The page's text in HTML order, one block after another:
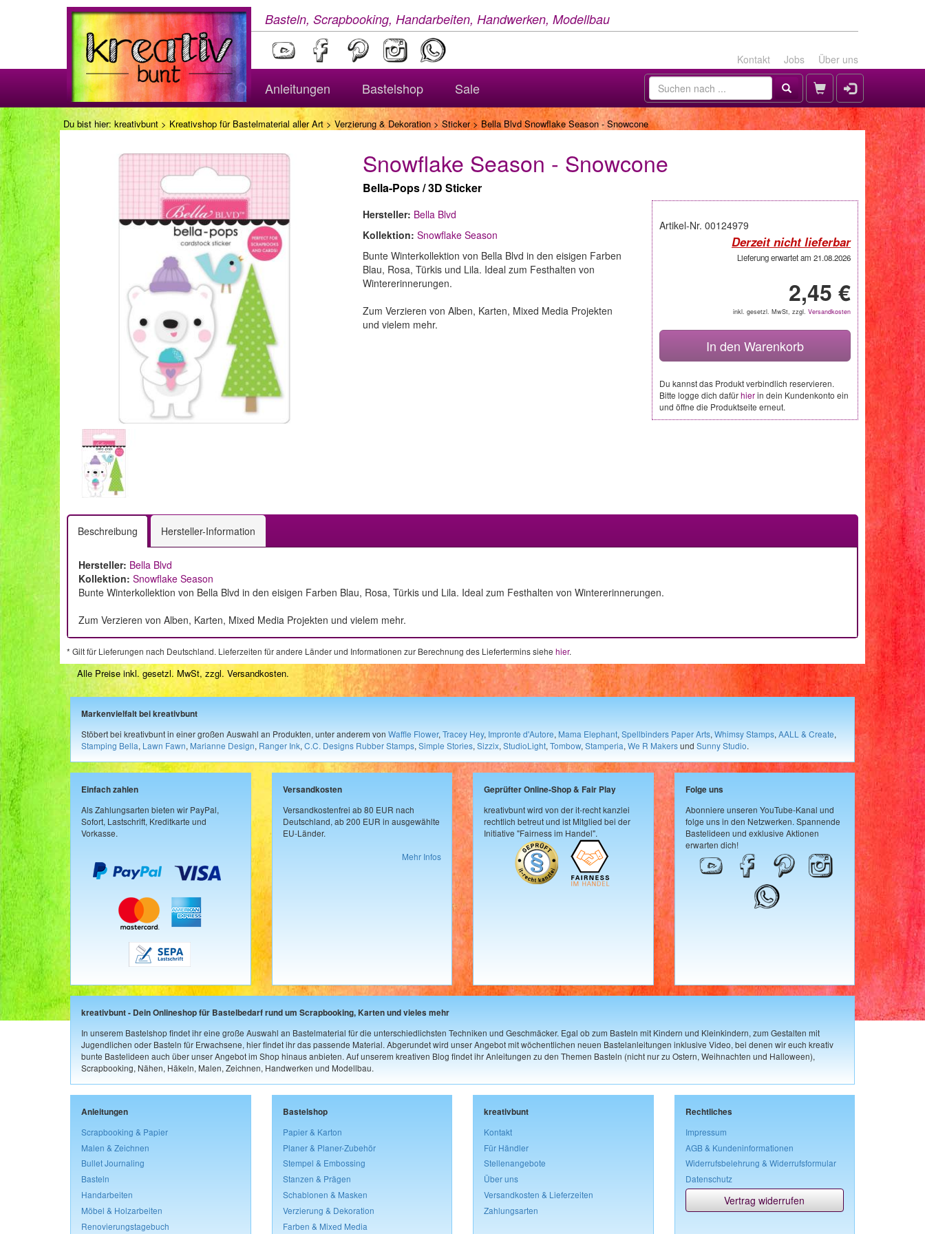
Basteln, Scrapbooking, Handarbeiten, Handwerken, Modellbau
Kontakt Jobs Über uns
Anleitungen Bastelshop Sale
Du bist hier: kreativbunt > Kreativshop für Bastelmaterial aller Art> Verzierung & Dekoration>Sticker> Bella Blvd Snowflake Season - Snowcone
Snowflake Season - Snowcone
Bella-Pops / 3D Sticker
Artikel-Nr. 00124979
Derzeit nicht lieferbar
Lieferung erwartet am 21.08.2026
2,45 €
inkl. gesetzl. MwSt, zzgl. Versandkosten
In den Warenkorb
Du kannst das Produkt verbindlich reservieren.
Bitte logge dich dafürhierin dein Kundenkonto ein
und öffne die Produktseite erneut.
Hersteller: Bella Blvd
Kollektion: Snowflake Season
Bunte Winterkollektion von Bella Blvd in den eisigen Farben
Blau, Rosa, Türkis und Lila. Ideal zum Festhalten von
Wintererinnerungen.
Zum Verzieren von Alben, Karten, Mixed Media Projekten
und vielem mehr.
Beschreibung Hersteller-Information
Hersteller: Bella Blvd
Kollektion: Snowflake Season
Bunte Winterkollektion von Bella Blvd in den eisigen Farben Blau, Rosa, Türkis und Lila. Ideal zum Festhalten von Wintererinnerungen.
Zum Verzieren von Alben, Karten, Mixed Media Projekten und vielem mehr.
* Gilt für Lieferungen nach Deutschland. Lieferzeiten für andere Länder und Informationen zur Berechnung des Liefertermins siehe hier.
Alle Preise inkl. gesetzl. MwSt, zzgl. Versandkosten.
Markenvielfalt bei kreativbunt
Stöbert bei kreativbunt in einer großen Auswahl an Produkten, unter anderem von Waffle Flower, Tracey Hey, Impronte d'Autore, Mama Elephant, Spellbinders Paper Arts, Whimsy Stamps, AALL & Create,
Stamping Bella, Lawn Fawn, Marianne Design, Ranger Ink, C.C. Designs Rubber Stamps, Simple Stories, Sizzix, StudioLight, Tombow, Stamperia, We R Makersund Sunny Studio.
Einfach zahlen
Als Zahlungsarten bieten wir PayPal,
Sofort, Lastschrift, Kreditkarte und
Vorkasse.
Versandkosten
Versandkostenfrei ab 80 EUR nach
Deutschland, ab 200 EUR in ausgewählte
EU-Länder.
Mehr Infos
Geprüfter Online-Shop & Fair Play
kreativbunt wird von der it-recht kanzlei
rechtlich betreut und ist Mitglied bei der
Initiative "Fairness im Handel".
Folge uns
Abonniere unseren YouTube-Kanal und
folge uns in den Netzwerken. Spannende
Bastelideen und exklusive Aktionen
erwarten dich!
kreativbunt - Dein Onlineshop für Bastelbedarf rund um Scrapbooking, Karten und vieles mehr
In unserem Bastelshop findet ihr eine große Auswahl an Bastelmaterial für die unterschiedlichsten Techniken und Geschmäcker. Egal ob zum Basteln mit Kindern und Kleinkindern, zum Gestalten mit
Jugendlichen oder Basteln für Erwachsene, hier findet ihr das passende Material. Abgerundet wird unser Angebot mit wöchentlichen neuen Bastelanleitungen inklusive Video, bei denen wir euch kreativ
bunte Bastelideen auch über unser Angebot im Shop hinaus anbieten. Auf unserem kreativen Blog findet ihr Anleitungen zu den Themen Basteln (nicht nur zu Ostern, Weihnachten und Halloween),
Scrapbooking, Nähen, Häkeln, Malen, Zeichnen, Handwerken und Modellbau.
Anleitungen
Scrapbooking & Papier
Malen & Zeichnen
Bullet Journaling
Basteln
Handarbeiten
Möbel & Holzarbeiten
Renovierungstagebuch
Bastelshop
Papier & Karton
Planer & Planer-Zubehör
Stempel & Embossing
Stanzen & Prägen
Schablonen & Masken
Verzierung & Dekoration
Farben & Mixed Media
kreativbunt
Kontakt
Für Händler
Stellenangebote
Über uns
Versandkosten & Lieferzeiten
Zahlungsarten
Rechtliches
Impressum
AGB & Kundeninformationen
Widerrufsbelehrung & Widerrufsformular
Datenschutz
Vertrag widerrufen